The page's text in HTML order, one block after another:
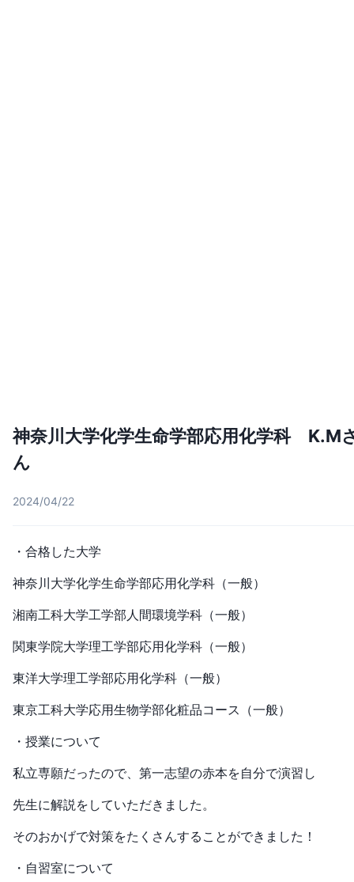
神奈川大学化学生命学部応用化学科 K.M
ん
2024/04/22
・合格した大学
神奈川大学化学生命学部応用化学科（一般）
湘南工科大学工学部人間環境学科（一般）
関東学院大学理工学部応用化学科（一般）
東洋大学理工学部応用化学科（一般）
東京工科大学応用生物学部化粧品コース（一般）
・授業について
私立専願だったので、第一志望の赤本を自分で演習し
先生に解説をしていただきました。
そのおかげで対策をたくさんすることができました！
・自習室について